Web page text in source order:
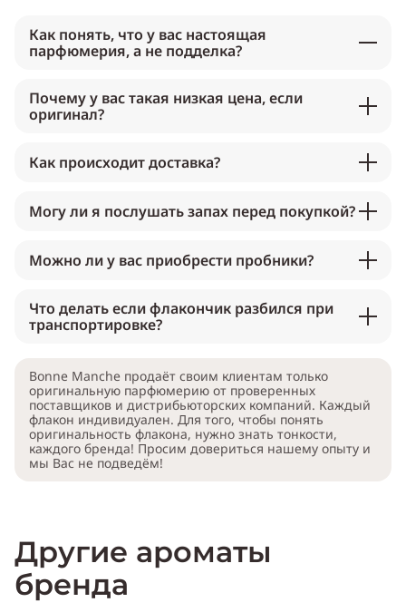
Как понять, что у вас настоящая
парфюмерия, а не подделка?
Почему у вас такая низкая цена, если
оригинал?
Как происходит доставка?
Могу ли я послушать запах перед покупкой?
Можно ли у вас приобрести пробники?
Что делать если флакончик разбился при
транспортировке?
Bonne Manche продаёт своим клиентам только
оригинальную парфюмерию от проверенных
поставщиков и дистрибьюторских компаний. Каждый
флакон индивидуален. Для того, чтобы понять
оригинальность флакона, нужно знать тонкости,
каждого бренда! Просим довериться нашему опыту и
мы Вас не подведём!
Другие ароматы
бренда